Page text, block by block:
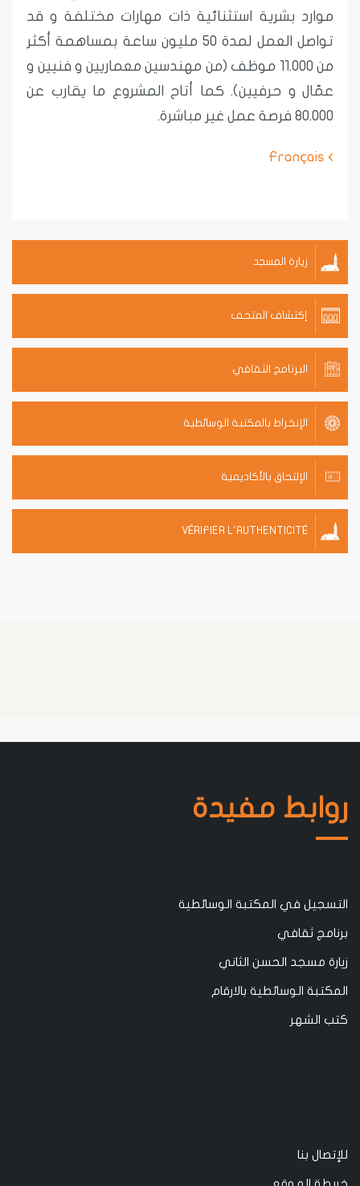
موارد بشرية استثنائية ذات مهارات مختلفة و قد
تواصل العمل لمدة 50 مليون ساعة بمساهمة أكثر
من 11.000 موظف (من مهندسين معماريين و فنيين و
عمّال و حرفيين). كما أتاح المشروع ما يقارب عن
80.000 فرصة عمل غير مباشرة.
Français
زيارة المسجد
إكتشاف المتحف
البرنامج الثقافي
الإنخراط بالمكتبة الوسائطية
الإلتحاق بالأكاديمية
VÉRIFIER L'AUTHENTICITÉ
روابط مفيدة
التسجيل في المكتبة الوسائطية
برنامج ثقافي
زيارة مسجد الحسن الثاني
المكتبة الوسائطية بالارقام
كتب الشهر
للإتصال بنا